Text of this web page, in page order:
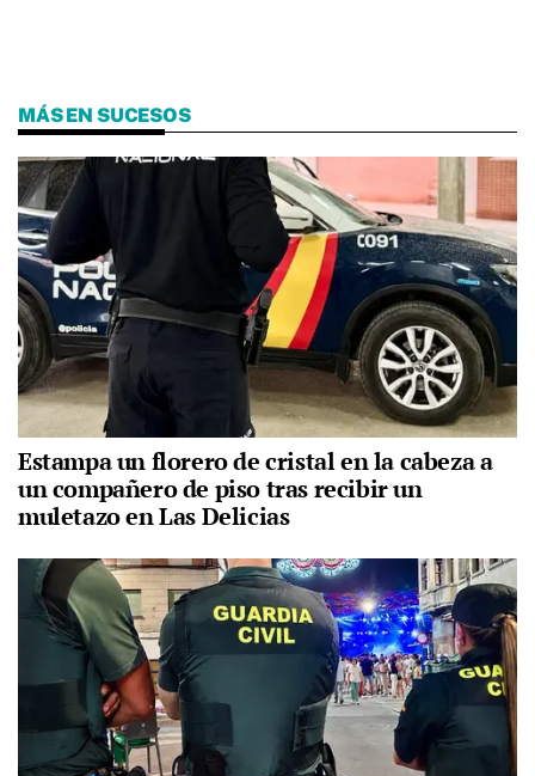
MÁS EN SUCESOS
Estampa un florero de cristal en la cabeza a
un compañero de piso tras recibir un
muletazo en Las Delicias